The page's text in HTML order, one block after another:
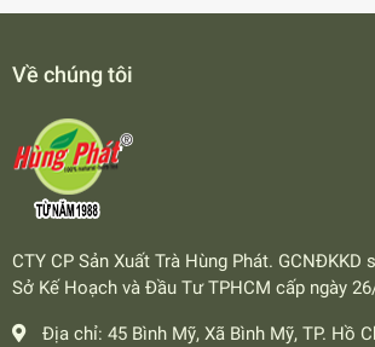
Về chúng tôi
CTY CP Sản Xuất Trà Hùng Phát. GCNĐKKD
Sở Kế Hoạch và Đầu Tư TPHCM cấp ngày
Địa chỉ: 45 Bình Mỹ, Xã Bình Mỹ, TP. Hồ